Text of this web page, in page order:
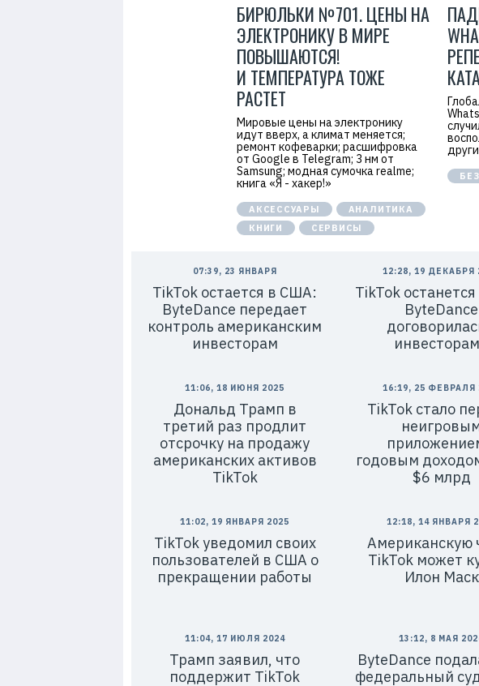
БИРЮЛЬКИ №701. ЦЕНЫ НА
ЭЛЕКТРОНИКУ В МИРЕ
ПОВЫШАЮТСЯ!
И ТЕМПЕРАТУРА ТОЖЕ
РАСТЕТ
Мировые цены на электронику
идут вверх, а климат меняется;
ремонт кофеварки; расшифровка
от Google в Telegram; 3 нм от
Samsung; модная сумочка realme;
книга «Я - хакер!»
АКСЕССУАРЫ
АНАЛИТИКА
КНИГИ
СЕРВИСЫ
07:39, 23 ЯНВАРЯ
TikTok остается в США:
ByteDance передает
контроль американским
инвесторам
12:28, 19 ДЕКАБРЯ
TikTok
ByteDance
11:06, 18 ИЮНЯ 2025
Дональд Трамп в
третий раз продлит
отсрочку на продажу
американских активов
TikTok
16:19, 25 ФЕВРАЛЯ
TikTok стало
годовым
$6 млрд
11:02, 19 ЯНВАРЯ 2025
TikTok уведомил своих
пользователей в США о
прекращении работы
12:18, 14 ЯНВАРЯ
Американскую
TikTok может
Илон Маск
11:04, 17 ИЮЛЯ 2024
Трамп заявил, что
поддержит TikTok
13:12, 8 МАЯ
ByteDance
федеральный